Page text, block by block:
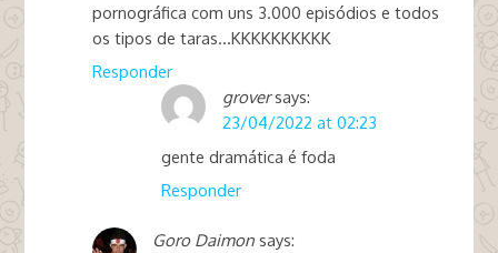
pornográfica com uns 3.000 episódios e todos
os tipos de taras…KKKKKKKKKK
Responder
grover says:
23/04/2022 at 02:23
gente dramática é foda
Responder
Goro Daimon says: